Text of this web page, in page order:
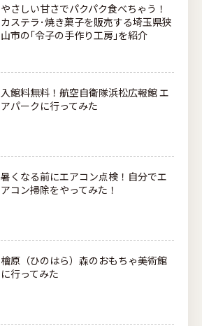
やさしい甘さでパクパク食べちゃう！
カステラ･焼き菓子を販売する埼玉県狭
山市の｢令子の手作り工房｣を紹介
入館料無料！航空自衛隊浜松広報館 エ
アパークに行ってみた
暑くなる前にエアコン点検！自分でエ
アコン掃除をやってみた！
檜原（ひのはら）森のおもちゃ美術館
に行ってみた